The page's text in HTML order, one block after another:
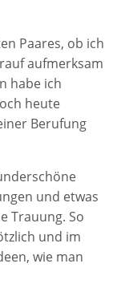
Paares, ob ich
aufmerksam
habe ich
heute
Berufung
und etwas
Trauung. So
und im
wie man